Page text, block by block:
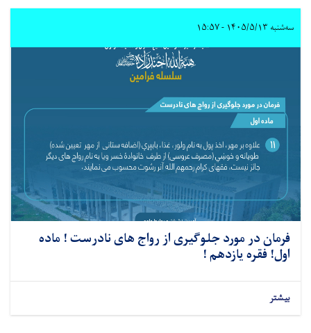
سه‌شنبه ۱۴۰۵/۵/۱۳ - ۱۵:۵۷
فرمان در مورد جلوگیری از رواج های نادرست ! ماده
اول! فقره یازدهم !
بیشتر